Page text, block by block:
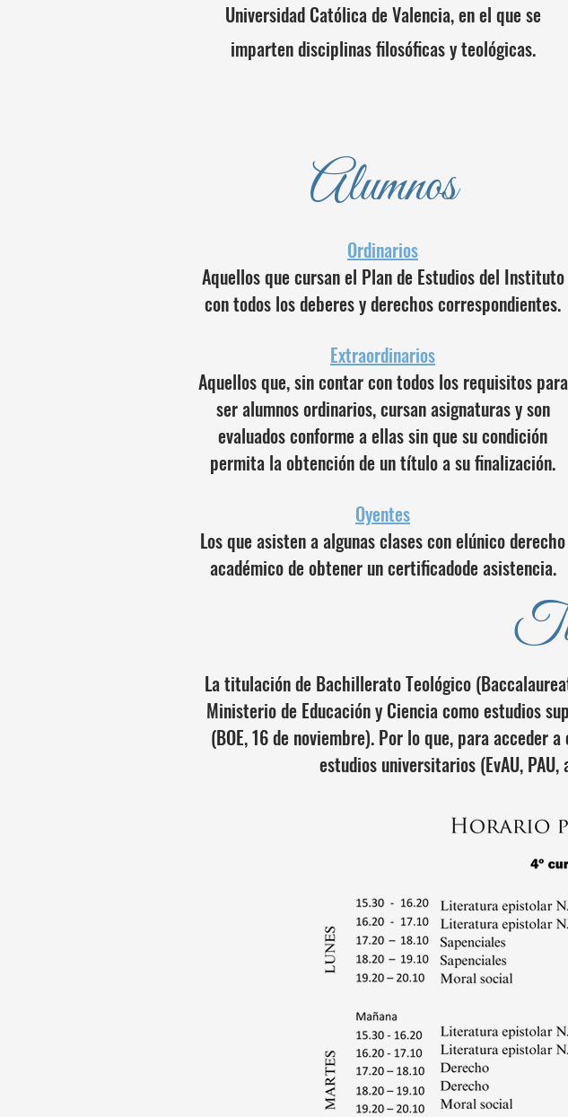
Universidad Católica de Valencia, en el que se
imparten disciplinas filosóficas y teológicas.
Alumnos
Ordinarios
Aquellos que cursan el Plan de Estudios del Instituto
con todos los deberes y derechos correspondientes.
Extraordinarios
Aquellos que, sin contar con todos los requisitos para
ser alumnos ordinarios, cursan asignaturas y son
evaluados conforme a ellas sin que su condición
permita la obtención de un título a su finalización.
Oyentes
Los que asisten a algunas clases con elúnico derecho
académico de obtener un certificadode asistencia.
La titulación de Bachillerato Teológico
Ministerio de Educación y Ciencia como estudios
(BOE, 16 de noviembre). Por lo que, para acceder
estudios universitarios (EvAU,